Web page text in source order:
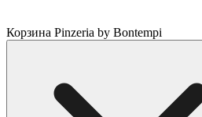
Корзина Pinzeria by Bontempi